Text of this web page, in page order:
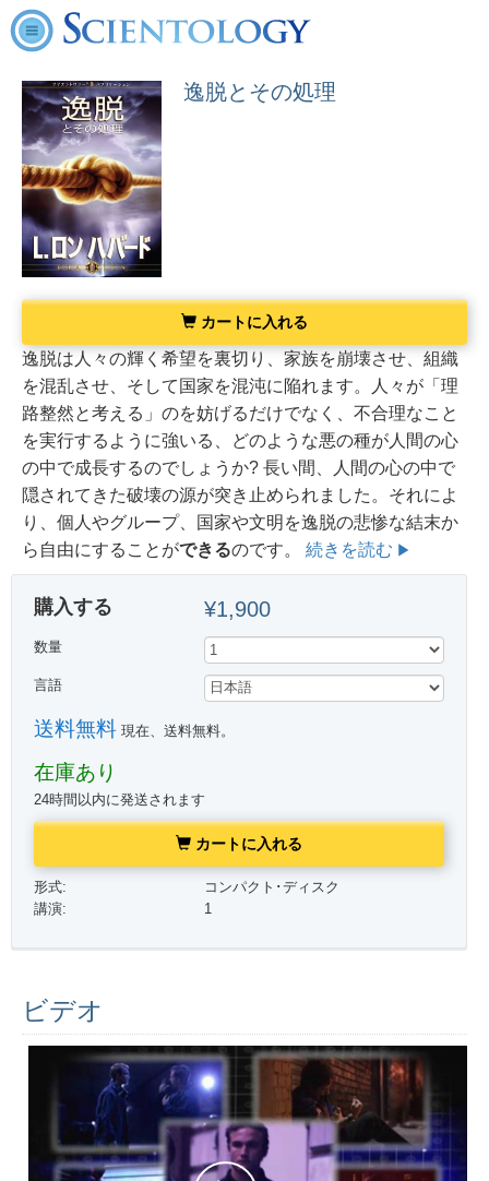
逸脱とその処理
カートに入れる
逸脱は人々の輝く希望を裏切り、家族を崩壊させ、組織
を混乱させ、そして国家を混沌に陥れます。人々が「理
路整然と考える」のを妨げるだけでなく、不合理なこと
を実行するように強いる、どのような悪の種が人間の心
の中で成長するのでしょうか? 長い間、人間の心の中で
隠されてきた破壊の源が突き止められました。それによ
り、個人やグループ、国家や文明を逸脱の悲惨な結末か
ら自由にすることができるのです。 続きを読む
購入する ¥1,900
数量
言語
送料無料現在、送料無料。
在庫あり
24時間以内に発送されます
カートに入れる
形式:
コンパクト･ディスク
講演:
1
ビデオ